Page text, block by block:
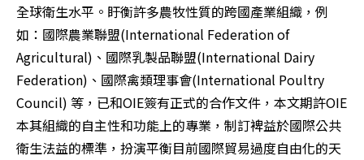
全球衛生水平。盱衡許多農牧性質的跨國產業組織，例
如：國際農業聯盟(International Federation of
Agricultural)、國際乳製品聯盟(International Dairy
Federation)、國際禽類理事會(International Poultry
Council) 等，已和OIE簽有正式的合作文件，本文期許OIE
本其組織的自主性和功能上的專業，制訂裨益於國際公共
衛生法益的標準，扮演平衡目前國際貿易過度自由化的天